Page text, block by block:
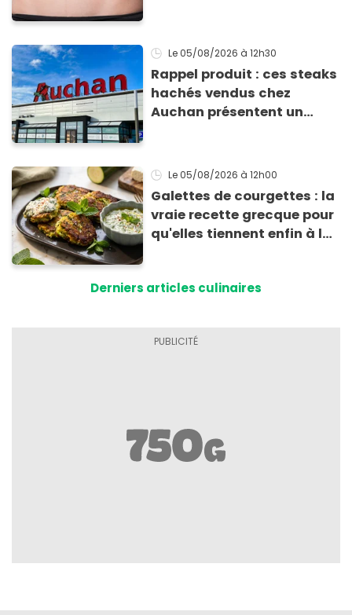
Le 05/08/2026 à 12h30
Rappel produit : ces steaks
hachés vendus chez
Auchan présentent un
Le 05/08/2026 à 12h00
Galettes de courgettes : la
vraie recette grecque pour
qu'elles tiennent enfin à la
Derniers articles culinaires